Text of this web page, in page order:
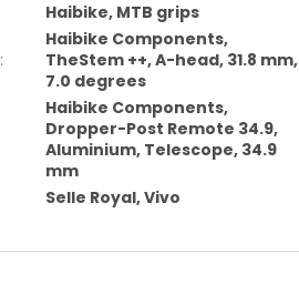
Haibike, MTB grips
:
Haibike Components,
TheStem ++, A-head, 31.8 mm,
7.0 degrees
Haibike Components,
Dropper-Post Remote 34.9,
Aluminium, Telescope, 34.9
mm
Selle Royal, Vivo